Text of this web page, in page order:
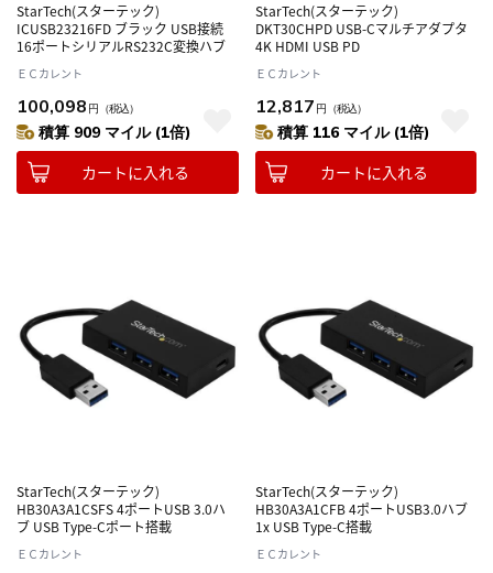
StarTech(スターテック)
ICUSB23216FD ブラック USB接続
16ポートシリアルRS232C変換ハブ
ＥＣカレント
100,098 円 （税込）
積算 909 マイル (1倍)
カートに入れる
StarTech(スターテック)
DKT30CHPD USB-Cマルチアダプタ
4K HDMI USB PD
ＥＣカレント
12,817 円 （税込）
積算 116 マイル (1倍)
カートに入れる
StarTech(スターテック)
HB30A3A1CSFS 4ポートUSB 3.0ハ
ブ USB Type-Cポート搭載
ＥＣカレント
StarTech(スターテック)
HB30A3A1CFB 4ポートUSB3.0ハブ
1x USB Type-C搭載
ＥＣカレント